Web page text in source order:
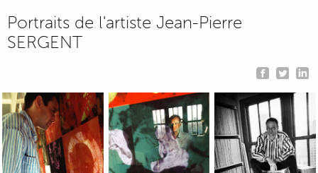
Portraits de l'artiste Jean-Pierre
SERGENT